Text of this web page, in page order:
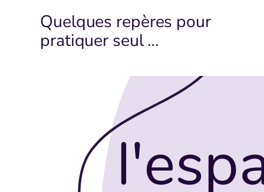
Quelques repères pour
pratiquer seul …